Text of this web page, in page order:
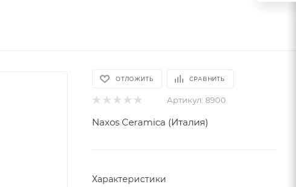
ОТЛОЖИТЬ СРАВНИТЬ
Артикул: 8900
Naxos Ceramica (Италия)
Характеристики